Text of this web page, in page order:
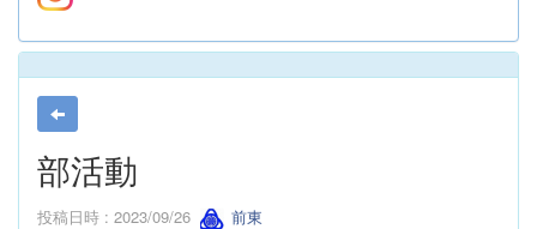
部活動
投稿日時 : 2023/09/26 前東